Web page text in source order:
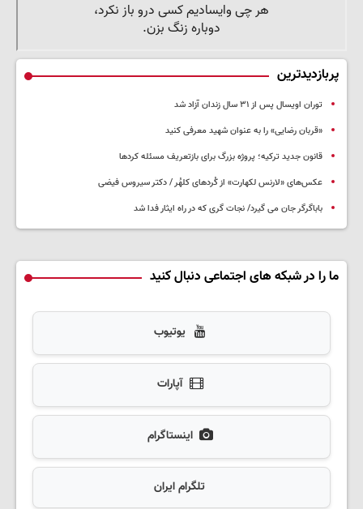
پربازدیدترین
توران اویسال پس از ۳۱ سال زندان آزاد شد
«قربان رضایی» را به عنوان شهید معرفی کنید
قانون جدید ترکیه؛ پروژه بزرگ‌ برای بازتعریف مسئله کردها
عکس‌های «لارنس لکهارت» از کُردهای کلهُر / دکتر سیروس فیضی
باباگرگر جان می گیرد/ نجات گری که در راه ایثار فدا شد
ما را در شبکه های اجتماعی دنبال کنید
یوتیوب
آپارات
اینستاگرام
تلگرام ایران